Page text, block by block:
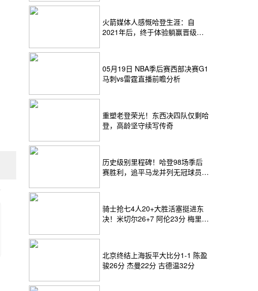
火箭媒体人感慨哈登生涯：自
2021年后，终于体验躺赢晋级滋
05月19日 NBA季后赛西部决赛G1
马刺vs雷霆直播前瞻分析
重塑老登荣光！东西决四队仅剩哈
登，高龄坚守续写传奇
历史级别里程碑！哈登98场季后
赛胜利，追平马龙并列无冠球员历
骑士抢七4人20+大胜活塞挺进东
决！米切尔26+7 阿伦23分 梅里尔
北京终结上海扳平大比分1-1 陈盈
骏26分 杰曼22分 古德温32分